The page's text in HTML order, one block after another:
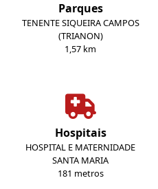
Parques
TENENTE SIQUEIRA CAMPOS
(TRIANON)
1,57 km
Hospitais
HOSPITAL E MATERNIDADE
SANTA MARIA
181 metros